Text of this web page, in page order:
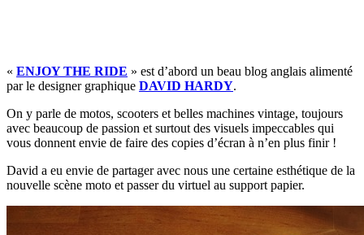
« ENJOY THE RIDE » est d’abord un beau blog anglais alimenté
par le designer graphique DAVID HARDY.
On y parle de motos, scooters et belles machines vintage, toujours
avec beaucoup de passion et surtout des visuels impeccables qui
vous donnent envie de faire des copies d’écran à n’en plus finir !
David a eu envie de partager avec nous une certaine esthétique de la
nouvelle scène moto et passer du virtuel au support papier.